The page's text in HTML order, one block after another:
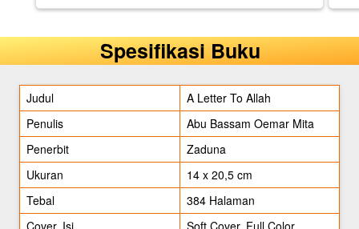
Spesifikasi Buku
Judul
A Letter To Allah
Penulis
Abu Bassam Oemar Mita
Penerbit
Zaduna
Ukuran
14 x 20,5 cm
Tebal
384 Halaman